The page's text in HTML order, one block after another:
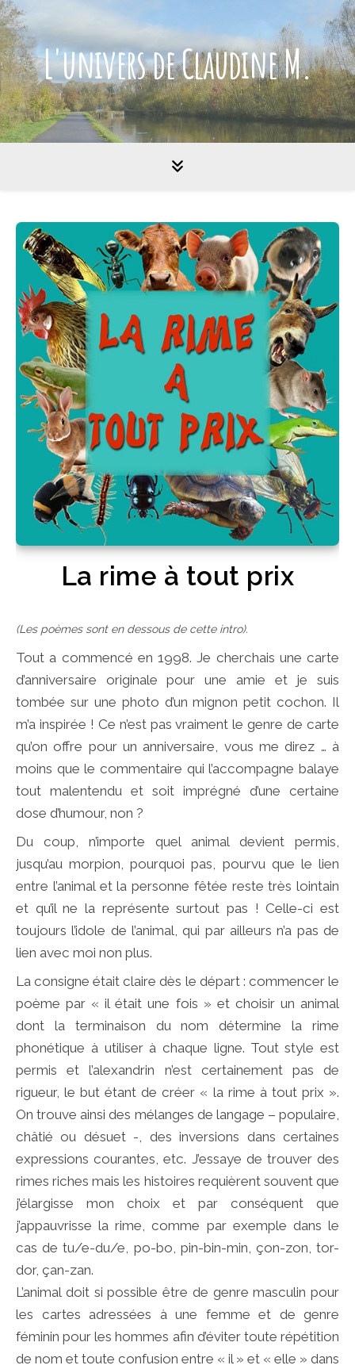
L'univers de Claudine M.
La rime à tout prix
(Les poèmes sont en dessous de cette intro).
Tout a commencé en 1998. Je cherchais une carte
d’anniversaire originale pour une amie et je suis
tombée sur une photo d’un mignon petit cochon. Il
m’a inspirée ! Ce n’est pas vraiment le genre de carte
qu’on offre pour un anniversaire, vous me direz … à
moins que le commentaire qui l’accompagne balaye
tout malentendu et soit imprégné d’une certaine
dose d’humour, non ?
Du coup, n’importe quel animal devient permis,
jusqu’au morpion, pourquoi pas, pourvu que le lien
entre l’animal et la personne fêtée reste très lointain
et qu’il ne la représente surtout pas ! Celle-ci est
toujours l’idole de l’animal, qui par ailleurs n’a pas de
lien avec moi non plus.
La consigne était claire dès le départ : commencer le
poème par « il était une fois » et choisir un animal
dont la terminaison du nom détermine la rime
phonétique à utiliser à chaque ligne. Tout style est
permis et l’alexandrin n’est certainement pas de
rigueur, le but étant de créer « la rime à tout prix ».
On trouve ainsi des mélanges de langage – populaire,
châtié ou désuet -, des inversions dans certaines
expressions courantes, etc. J’essaye de trouver des
rimes riches mais les histoires requièrent souvent que
j’élargisse mon choix et par conséquent que
j’appauvrisse la rime, comme par exemple dans le
cas de tu/e-du/e, po-bo, pin-bin-min, çon-zon, tor-
dor, çan-zan.
L’animal doit si possible être de genre masculin pour
les cartes adressées à une femme et de genre
féminin pour les hommes afin d’éviter toute répétition
de nom et toute confusion entre « il » et « elle » dans